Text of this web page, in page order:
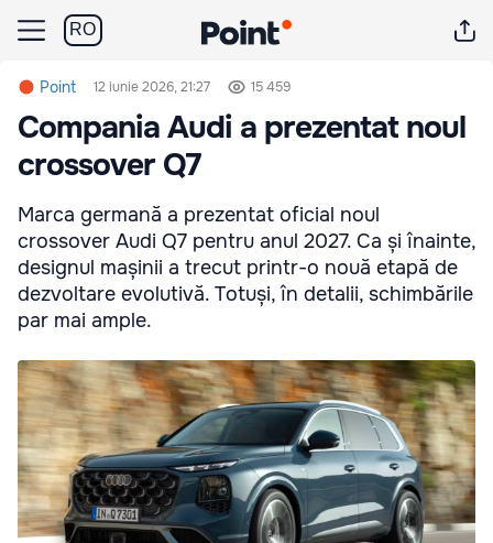
RO
Point 12 iunie 2026, 21:27 15 459
Compania Audi a prezentat noul
crossover Q7
Marca germană a prezentat oficial noul
crossover Audi Q7 pentru anul 2027. Ca și înainte,
designul mașinii a trecut printr-o nouă etapă de
dezvoltare evolutivă. Totuși, în detalii, schimbările
par mai ample.